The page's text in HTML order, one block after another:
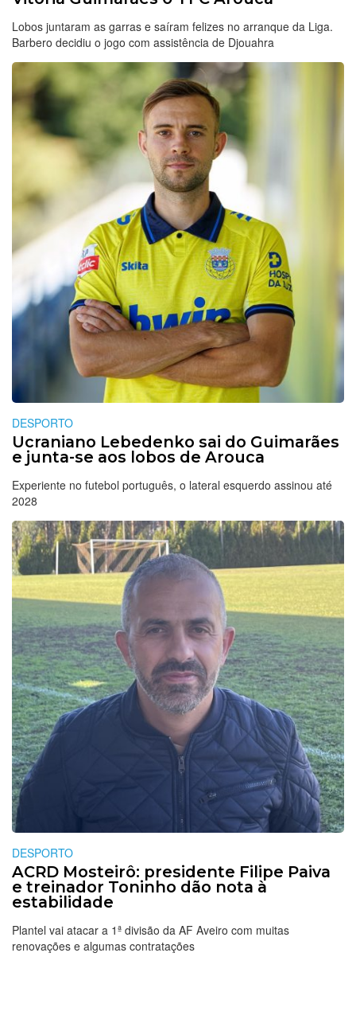
Lobos juntaram as garras e saíram felizes no arranque da Liga.
Barbero decidiu o jogo com assistência de Djouahra
DESPORTO
Ucraniano Lebedenko sai do Guimarães
e junta-se aos lobos de Arouca
Experiente no futebol português, o lateral esquerdo assinou até
2028
DESPORTO
ACRD Mosteirô: presidente Filipe Paiva
e treinador Toninho dão nota à
estabilidade
Plantel vai atacar a 1ª divisão da AF Aveiro com muitas
renovações e algumas contratações